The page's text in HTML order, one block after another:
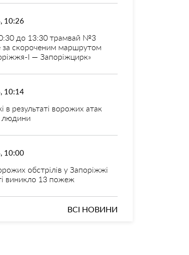
10:26
до 13:30 трамвай №3
за скороченим маршрутом
I — Запоріжцирк»
10:14
в результаті ворожих атак
людини
10:00
обстрілів у Запоріжжі
виникло 13 пожеж
ВСІ НОВИНИ